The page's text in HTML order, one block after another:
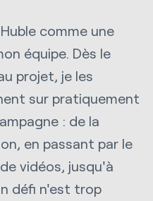
comme une
équipe. Dès le
projet, je les
sur pratiquement
: de la
en passant par le
vidéos, jusqu'à
défi n'est trop